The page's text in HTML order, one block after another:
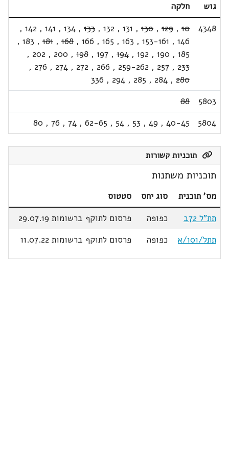
גוש
חלקה
4348
10
,
129
,
130
,
131
,
132
,
133
,
134
,
141
,
142
,
146
,
153-161
,
163
,
165
,
166
,
168
,
181
,
183
,
185
,
190
,
192
,
194
,
197
,
198
,
200
,
202
,
233
,
257
,
259-262
,
266
,
272
,
274
,
276
,
280
,
284
,
285
,
294
,
336
5803
88
5804
40-45
,
49
,
53
,
54
,
62-65
,
74
,
76
,
80
תוכניות קשורות
תוכניות משתנות
מס' תוכנית סוג יחס
סטטוס
תת"ל 72ב
כפופה
פרסום לתוקף ברשומות 29.07.19
תתל/101/א
כפופה פרסום לתוקף ברשומות 11.07.22